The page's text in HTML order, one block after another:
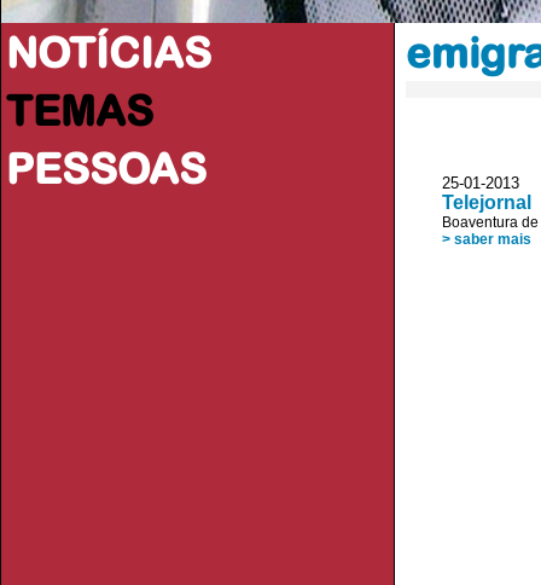
NOTÍCIAS
TEMAS
PESSOAS
25-01-
Telejornal
Boaventura
> saber mais